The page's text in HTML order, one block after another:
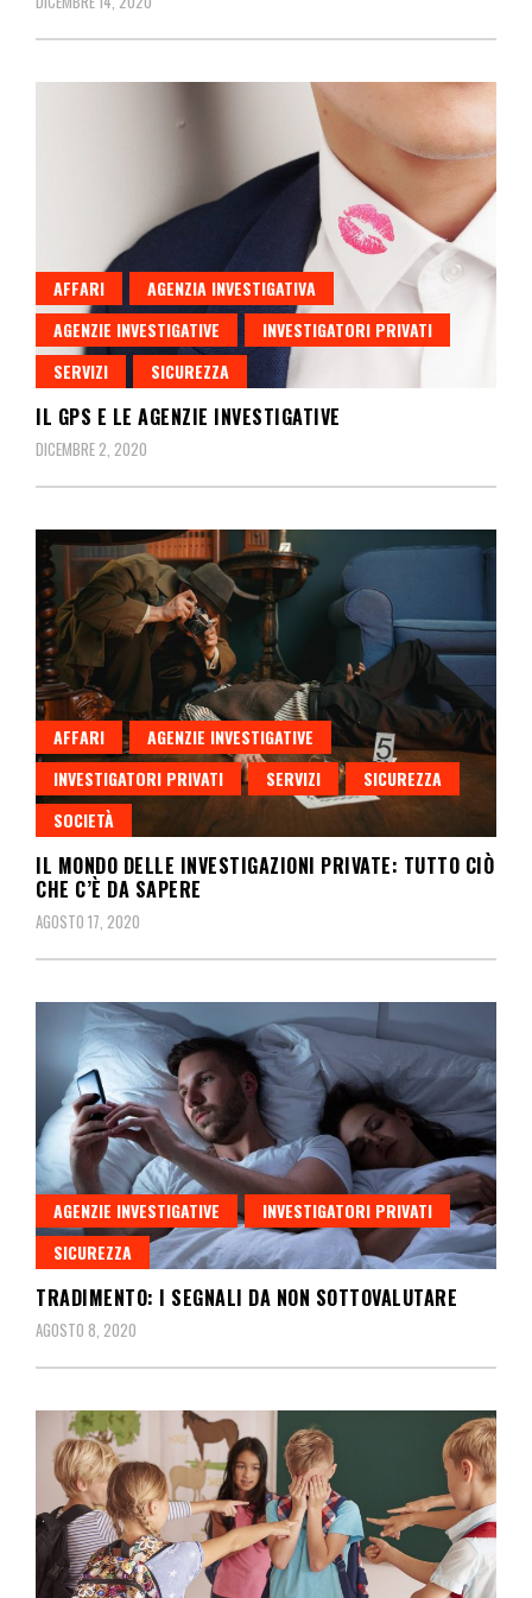
AFFARI
AGENZIA INVESTIGATIVA
AGENZIE INVESTIGATIVE
INVESTIGATORI PRIVATI
SERVIZI
SICUREZZA
IL GPS E LE AGENZIE INVESTIGATIVE
DICEMBRE 2, 2020
AFFARI
AGENZIE INVESTIGATIVE
INVESTIGATORI PRIVATI
SERVIZI
SICUREZZA
SOCIETÀ
IL MONDO DELLE INVESTIGAZIONI PRIVATE: TUTTO CIÒ
CHE C’È DA SAPERE
AGOSTO 17, 2020
AGENZIE INVESTIGATIVE
INVESTIGATORI PRIVATI
SICUREZZA
TRADIMENTO: I SEGNALI DA NON SOTTOVALUTARE
AGOSTO 8, 2020